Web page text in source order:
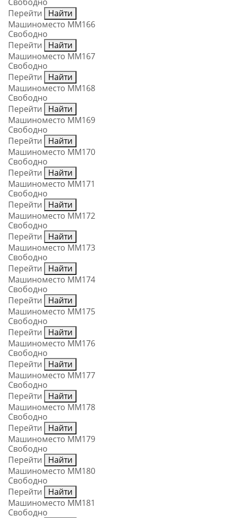
Перейти
Найти
Машиноместо ММ166
Свободно
Перейти
Найти
Машиноместо ММ167
Свободно
Перейти
Найти
Машиноместо ММ168
Свободно
Перейти
Найти
Машиноместо ММ169
Свободно
Перейти
Найти
Машиноместо ММ170
Свободно
Перейти
Найти
Машиноместо ММ171
Свободно
Перейти
Найти
Машиноместо ММ172
Свободно
Перейти
Найти
Машиноместо ММ173
Свободно
Перейти
Найти
Машиноместо ММ174
Свободно
Перейти
Найти
Машиноместо ММ175
Свободно
Перейти
Найти
Машиноместо ММ176
Свободно
Перейти
Найти
Машиноместо ММ177
Свободно
Перейти
Найти
Машиноместо ММ178
Свободно
Перейти
Найти
Машиноместо ММ179
Свободно
Перейти
Найти
Машиноместо ММ180
Свободно
Перейти
Найти
Машиноместо ММ181
Свободно